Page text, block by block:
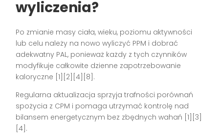
wyliczenia?
Po zmianie masy ciała, wieku, poziomu aktywności
lub celu należy na nowo wyliczyć PPM i dobrać
adekwatny PAL, ponieważ każdy z tych czynników
modyfikuje całkowite dzienne zapotrzebowanie
kaloryczne [1][2][4][8].
Regularna aktualizacja sprzyja trafności porównań
spożycia z CPM i pomaga utrzymać kontrolę nad
bilansem energetycznym bez zbędnych wahań [1][3]
[4].